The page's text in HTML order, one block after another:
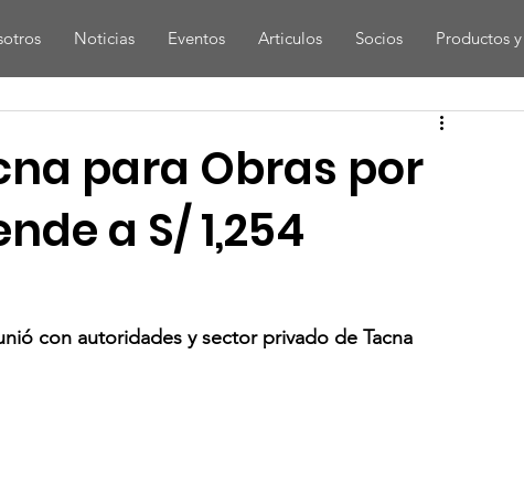
Noticias Eventos Articulos Socios Productos
para Obras por
a S/ 1,254
con autoridades y sector privado de Tacna